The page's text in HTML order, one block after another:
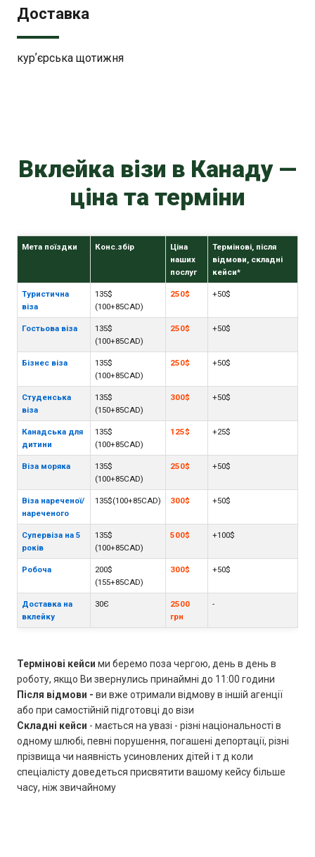
Доставка
курʼєрська щотижня
Вклейка візи в Канаду —
ціна та терміни
Мета поїздки Конс.збір
Ціна
наших
послуг
Термінові, після
відмови, складні
кейси*
Туристична
віза
135$
(100+85CAD)
250$ +50$
Гостьова віза
135$
(100+85CAD)
250$ +50$
Бізнес віза
135$
(100+85CAD)
250$ +50$
Студенська
віза
135$
(150+85CAD)
300$ +50$
Канадська для
дитини
135$
(100+85CAD)
125$ +25$
Віза моряка
135$
(100+85CAD)
250$ +50$
Віза нареченої/
нареченого
135$(100+85CAD) 300$ +50$
Супервіза на 5
років
135$
(100+85CAD)
500$ +100$
Робоча
200$
(155+85CAD)
300$ +50$
Доставка на
вклейку
30Є
2500
грн
-
Термінові кейси ми беремо поза чергою, день в день в
роботу, якщо Ви звернулись принаймні до 11:00 години
Після відмови - ви вже отримали відмову в іншій агенції
або при самостійній підготовці до візи
Складні кейси - мається на увазі - різні національності в
одному шлюбі, певні порушення, погашені депортації, різні
прізвища чи наявність усиновлених дітей і т д коли
спеціалісту доведеться присвятити вашому кейсу більше
часу, ніж звичайному